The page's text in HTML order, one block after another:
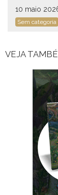
10 maio
Sem categoria
VEJA